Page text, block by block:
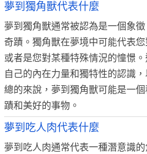
夢到獨角獸代表什麼
夢到獨角獸通常被認為是一個象
奇蹟。獨角獸在夢境中可能代表
或者是您對某種特殊情況的憧憬
自己的內在力量和獨特性的認識
總的來說，夢到獨角獸可能是一
蹟和美好的事物。
夢到吃人肉代表什麼
夢到吃人肉通常代表一種潛意識